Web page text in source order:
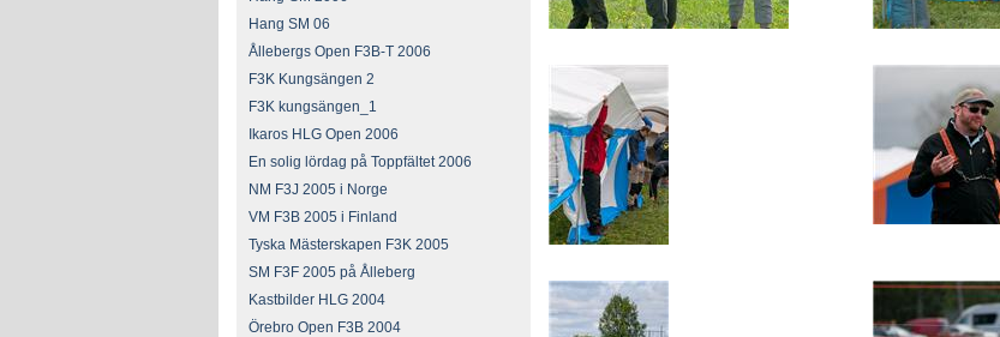
Hang SM 06
Ållebergs Open F3B-T 2006
F3K Kungsängen 2
F3K kungsängen_1
Ikaros HLG Open 2006
En solig lördag på Toppfältet 2006
NM F3J 2005 i Norge
VM F3B 2005 i Finland
Tyska Mästerskapen F3K 2005
SM F3F 2005 på Ålleberg
Kastbilder HLG 2004
Örebro Open F3B 2004